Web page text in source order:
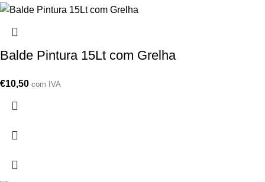
Balde Pintura 15Lt com Grelha
€10,50 com IVA